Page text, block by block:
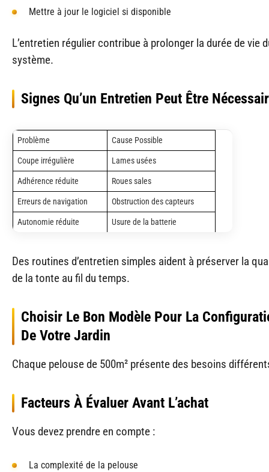
Mettre à jour le logiciel si disponible
L’entretien régulier contribue à prolonger la durée de vie
système.
Signes Qu’un Entretien Peut Être
Problème
Cause Possible
Coupe irrégulière
Lames usées
Adhérence réduite
Roues sales
Erreurs de navigation
Obstruction des capteurs
Autonomie réduite
Usure de la batterie
Des routines d’entretien simples aident à préserver la
de la tonte au fil du temps.
Choisir Le Bon Modèle Pour La
De Votre Jardin
Chaque pelouse de 500m² présente des besoins
Facteurs À Évaluer Avant L’achat
Vous devez prendre en compte :
La complexité de la pelouse